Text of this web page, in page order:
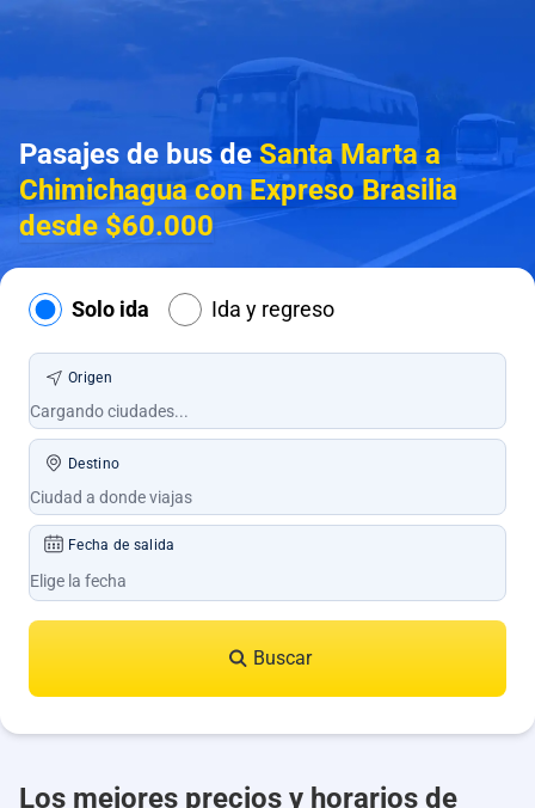
Pasajes de bus deSanta Marta a
Chimichagua con Expreso Brasilia
desde $60.000
Solo ida Ida y regreso
Origen
Destino
Fecha de salida
Buscar
Los mejores precios y horarios de